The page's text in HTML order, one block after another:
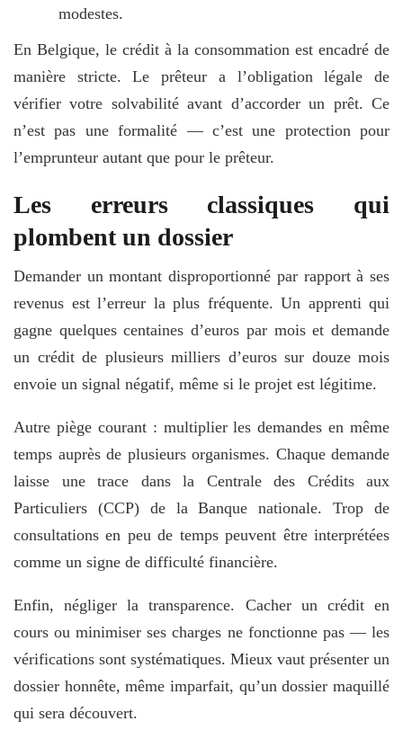
modestes.
En Belgique, le crédit à la consommation est encadré de
manière stricte. Le prêteur a l’obligation légale de
vérifier votre solvabilité avant d’accorder un prêt. Ce
n’est pas une formalité — c’est une protection pour
l’emprunteur autant que pour le prêteur.
Les erreurs classiques qui
plombent un dossier
Demander un montant disproportionné par rapport à ses
revenus est l’erreur la plus fréquente. Un apprenti qui
gagne quelques centaines d’euros par mois et demande
un crédit de plusieurs milliers d’euros sur douze mois
envoie un signal négatif, même si le projet est légitime.
Autre piège courant : multiplier les demandes en même
temps auprès de plusieurs organismes. Chaque demande
laisse une trace dans la Centrale des Crédits aux
Particuliers (CCP) de la Banque nationale. Trop de
consultations en peu de temps peuvent être interprétées
comme un signe de difficulté financière.
Enfin, négliger la transparence. Cacher un crédit en
cours ou minimiser ses charges ne fonctionne pas — les
vérifications sont systématiques. Mieux vaut présenter un
dossier honnête, même imparfait, qu’un dossier maquillé
qui sera découvert.